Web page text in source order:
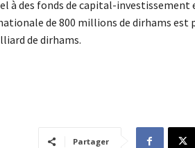
à des fonds de capital-
de 800 millions de dirhams est
de dirhams.
Partager